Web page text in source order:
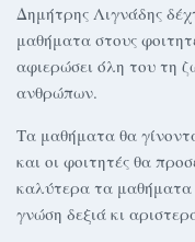
Δημήτρης Λιγνάδης
μαθήματα στους
αφιερώσει όλη του τη
ανθρώπων.
Τα μαθήματα θα
και οι φοιτητές θα
καλύτερα τα μαθήματα
γνώση δεξιά κι